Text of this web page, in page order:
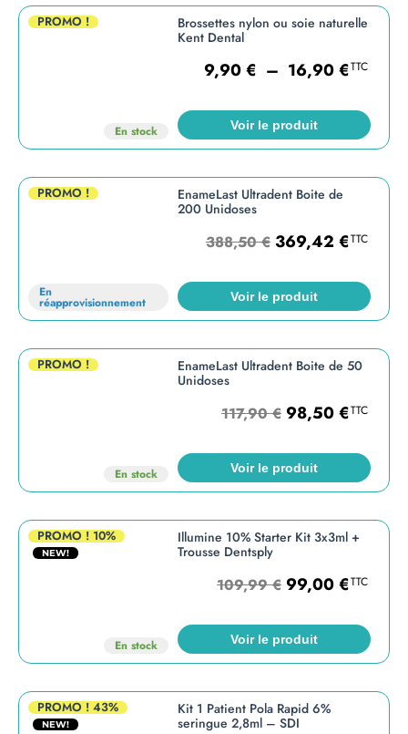
PROMO !
En stock
Brossettes nylon ou soie naturelle
Kent Dental
9,90€ – 16,90€TTC
Voir le produit
PROMO !
En
réapprovisionnement
EnameLast Ultradent Boite de
200 Unidoses
388,50€ 369,42 €TTC
Voir le produit
PROMO !
En stock
EnameLast Ultradent Boite de 50
Unidoses
117,90€ 98,50€TTC
Voir le produit
PROMO ! 10%
NEW!
En stock
Illumine 10% Starter Kit 3x3ml +
Trousse Dentsply
109,99€ 99,00€TTC
Voir le produit
PROMO ! 43%
NEW!
Kit 1 Patient Pola Rapid 6%
seringue 2,8ml – SDI